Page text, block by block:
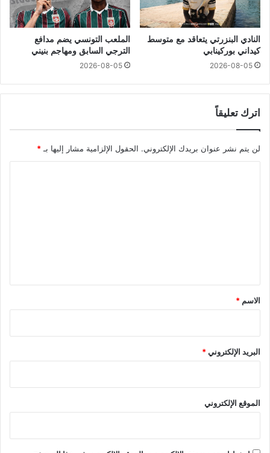
النادي البنزرتي يتعاقد مع متوسط
كيداني بوركينابي
2026-08-05
الملعب التونسي يضم مدافع
الترجي السابق ومهاجم بنيني
2026-08-05
اترك تعليقاً
لن يتم نشر عنوان بريدك الإلكتروني. الحقول الإلزامية مشار إليها بـ *
*
الاسم *
البريد الإلكتروني*
الموقع الإلكتروني